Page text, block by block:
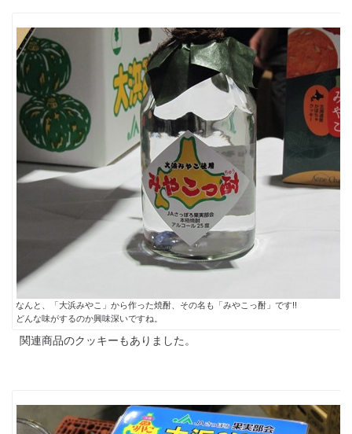
なんと、「大浜みやこ」から作った焼酎、その名も「みやこっ酎」です!!
どんな味がするのか興味深いですね。
関連商品のクッキーもありました。